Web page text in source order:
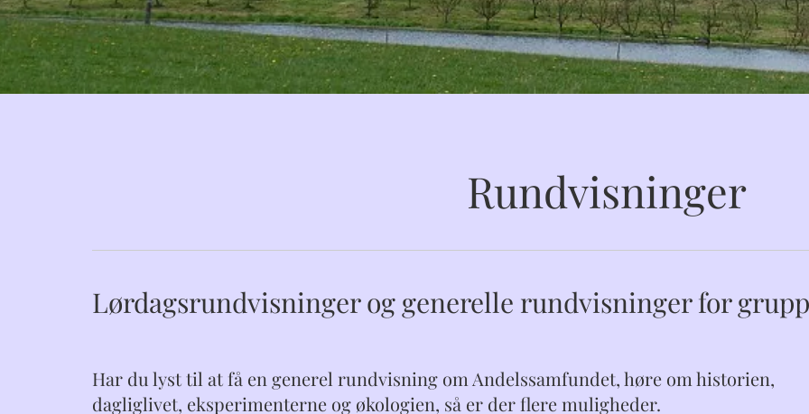
Rundvisninger
Lørdagsrundvisninger og generelle rundvisninger for
Har du lyst til at få en generel rundvisning om Andelssamfundet, høre om historien,
dagliglivet, eksperimenterne og økologien, så er der flere muligheder.